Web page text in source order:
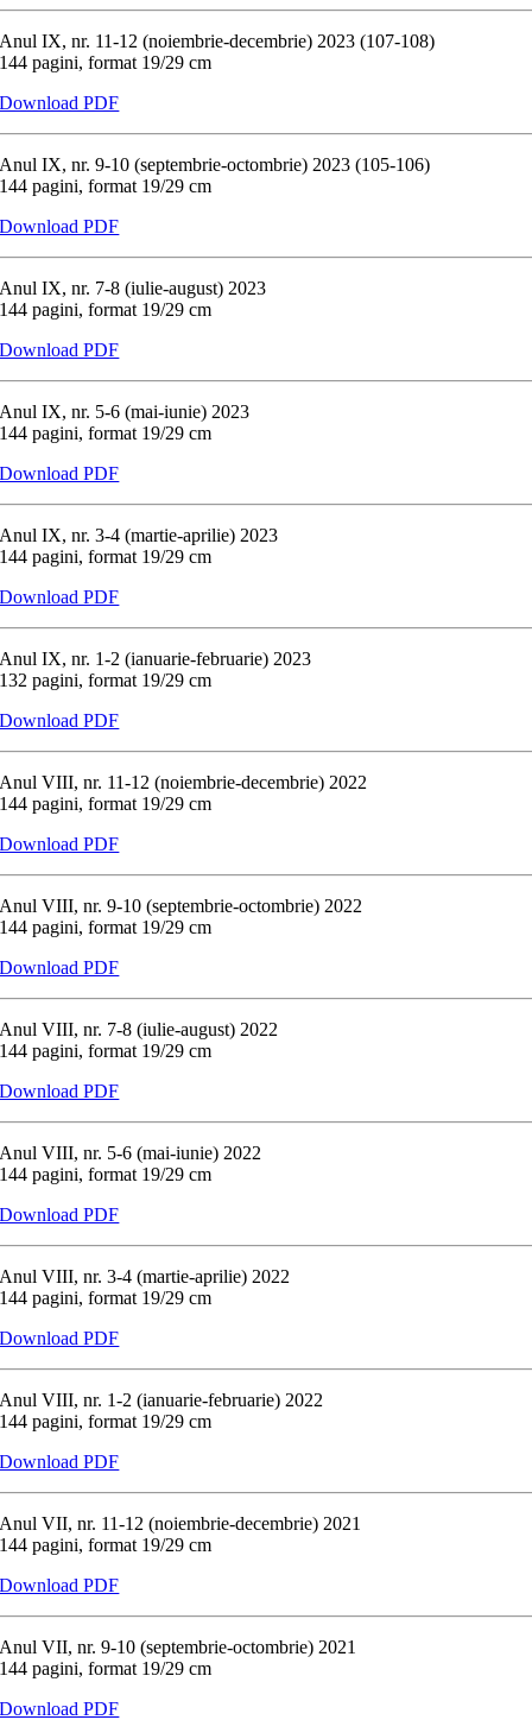
Anul IX, nr. 11-12 (noiembrie-decembrie) 2023 (107-108)
144 pagini, format 19/29 cm
Download PDF
Anul IX, nr. 9-10 (septembrie-octombrie) 2023 (105-106)
144 pagini, format 19/29 cm
Download PDF
Anul IX, nr. 7-8 (iulie-august) 2023
144 pagini, format 19/29 cm
Download PDF
Anul IX, nr. 5-6 (mai-iunie) 2023
144 pagini, format 19/29 cm
Download PDF
Anul IX, nr. 3-4 (martie-aprilie) 2023
144 pagini, format 19/29 cm
Download PDF
Anul IX, nr. 1-2 (ianuarie-februarie) 2023
132 pagini, format 19/29 cm
Download PDF
Anul VIII, nr. 11-12 (noiembrie-decembrie) 2022
144 pagini, format 19/29 cm
Download PDF
Anul VIII, nr. 9-10 (septembrie-octombrie) 2022
144 pagini, format 19/29 cm
Download PDF
Anul VIII, nr. 7-8 (iulie-august) 2022
144 pagini, format 19/29 cm
Download PDF
Anul VIII, nr. 5-6 (mai-iunie) 2022
144 pagini, format 19/29 cm
Download PDF
Anul VIII, nr. 3-4 (martie-aprilie) 2022
144 pagini, format 19/29 cm
Download PDF
Anul VIII, nr. 1-2 (ianuarie-februarie) 2022
144 pagini, format 19/29 cm
Download PDF
Anul VII, nr. 11-12 (noiembrie-decembrie) 2021
144 pagini, format 19/29 cm
Download PDF
Anul VII, nr. 9-10 (septembrie-octombrie) 2021
144 pagini, format 19/29 cm
Download PDF